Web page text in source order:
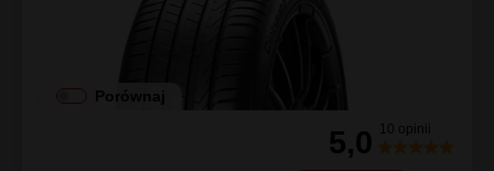
Porównaj
5,0 10 opinii